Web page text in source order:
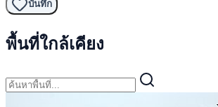
บันทึก
พื้นที่ใกล้เคียง